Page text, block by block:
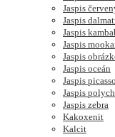
Jaspis
Jaspis
Jaspis
Jaspis
Jaspis
Jaspis oceán
Jaspis picasso
Jaspis
Jaspis zebra
Kakoxenit
Kalcit